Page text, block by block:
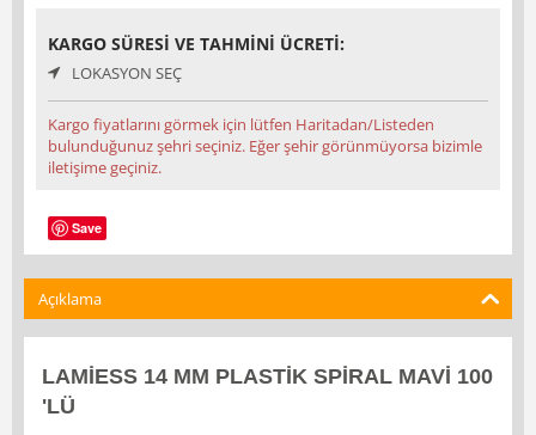
KARGO SÜRESI VE TAHMINI ÜCRETI:
LOKASYON SEÇ
Kargo fiyatlarını görmek için lütfen Haritadan/Listeden
bulunduğunuz şehri seçiniz. Eğer şehir görünmüyorsa bizimle
iletişime geçiniz.
Save
Açıklama
LAMİESS 14 MM PLASTİK SPİRAL MAVİ 100
'LÜ